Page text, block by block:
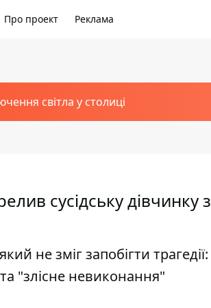
Про проект Реклама
світла у столиці
сусідську дівчинку з
не зміг запобігти трагедії:
"злісне невиконання"